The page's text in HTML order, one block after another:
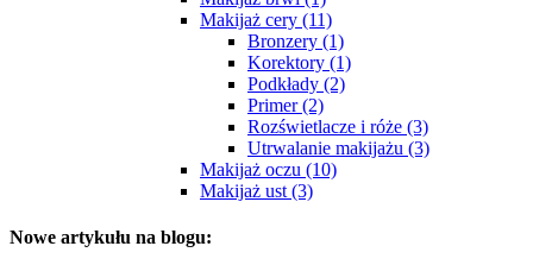
Makijaż cery (11)
Bronzery (1)
Korektory (1)
Podkłady (2)
Primer (2)
Rozświetlacze i róże (3)
Utrwalanie makijażu (3)
Makijaż oczu (10)
Makijaż ust (3)
Nowe artykułu na blogu: